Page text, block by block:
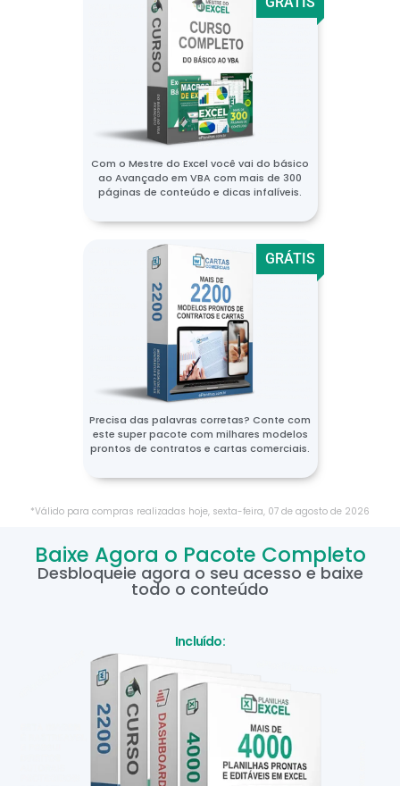
Com o Mestre do Excel você vai do básico
ao Avançado em VBA com mais de 300
páginas de conteúdo e dicas infalíveis.
GRÁTIS
Precisa das palavras corretas? Conte com
este super pacote com milhares modelos
prontos de contratos e cartas comerciais.
*Válido para compras realizadas hoje, sexta-feira, 07 de agosto de 2026
Baixe Agora o Pacote Completo
Desbloqueie agora o seu acesso e baixe
todo o conteúdo
Incluído: